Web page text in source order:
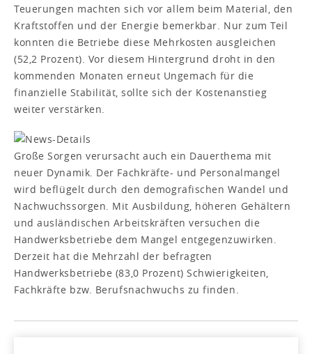
Teuerungen machten sich vor allem beim Material, den
Kraftstoffen und der Energie bemerkbar. Nur zum Teil
konnten die Betriebe diese Mehrkosten ausgleichen
(52,2 Prozent). Vor diesem Hintergrund droht in den
kommenden Monaten erneut Ungemach für die
finanzielle Stabilität, sollte sich der Kostenanstieg
weiter verstärken.
Große Sorgen verursacht auch ein Dauerthema mit
neuer Dynamik. Der Fachkräfte- und Personalmangel
wird beflügelt durch den demografischen Wandel und
Nachwuchssorgen. Mit Ausbildung, höheren Gehältern
und ausländischen Arbeitskräften versuchen die
Handwerksbetriebe dem Mangel entgegenzuwirken.
Derzeit hat die Mehrzahl der befragten
Handwerksbetriebe (83,0 Prozent) Schwierigkeiten,
Fachkräfte bzw. Berufsnachwuchs zu finden.